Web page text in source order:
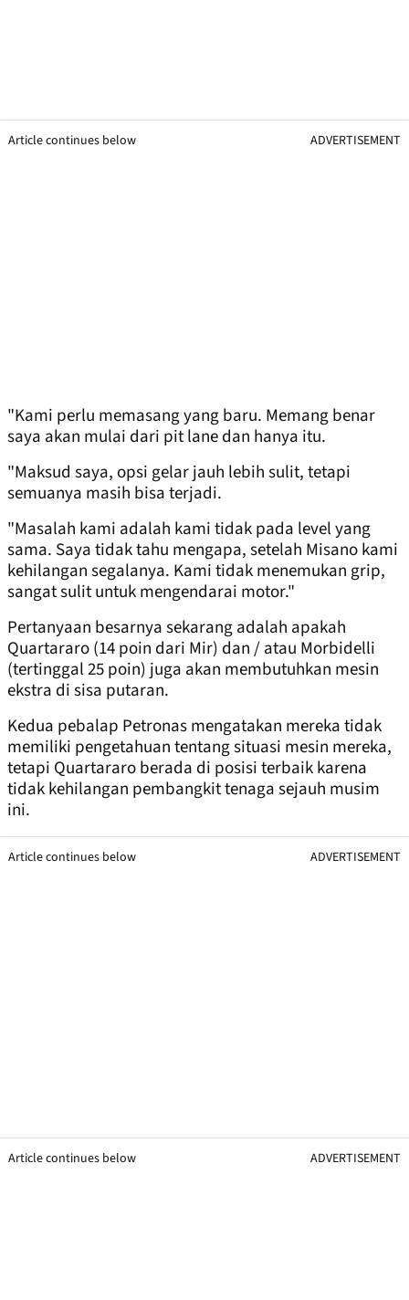
Article continues below ADVERTISEMENT
"Kami perlu memasang yang baru. Memang benar
saya akan mulai dari pit lane dan hanya itu.
"Maksud saya, opsi gelar jauh lebih sulit, tetapi
semuanya masih bisa terjadi.
"Masalah kami adalah kami tidak pada level yang
sama. Saya tidak tahu mengapa, setelah Misano kami
kehilangan segalanya. Kami tidak menemukan grip,
sangat sulit untuk mengendarai motor."
Pertanyaan besarnya sekarang adalah apakah
Quartararo (14 poin dari Mir) dan / atau Morbidelli
(tertinggal 25 poin) juga akan membutuhkan mesin
ekstra di sisa putaran.
Kedua pebalap Petronas mengatakan mereka tidak
memiliki pengetahuan tentang situasi mesin mereka,
tetapi Quartararo berada di posisi terbaik karena
tidak kehilangan pembangkit tenaga sejauh musim
ini.
Article continues below ADVERTISEMENT
Article continues below ADVERTISEMENT